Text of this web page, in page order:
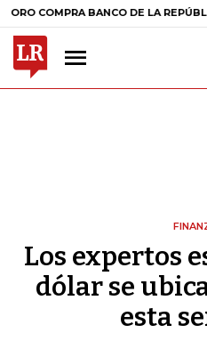
BANCO DE LA REPÚBLICA $
Los expertos
dólar se
esta